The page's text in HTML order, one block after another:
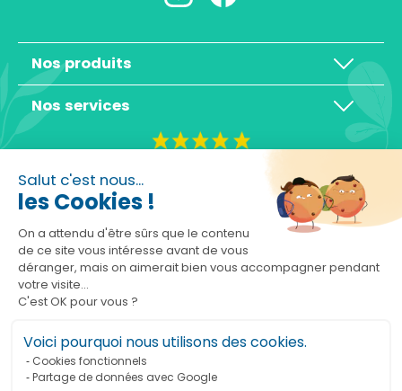
Salut c'est nous...
les Cookies !
On a attendu d'être sûrs que le contenu
de ce site vous intéresse avant de vous
déranger, mais on aimerait bien vous accompagner pendant
votre visite...
C'est OK pour vous ?
Voici pourquoi nous utilisons des cookies.
Cookies fonctionnels
Partage de données avec Google
Nos produits
Nos services